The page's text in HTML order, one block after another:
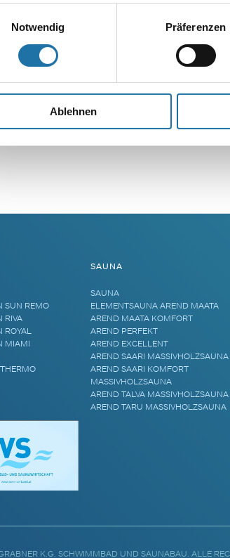
Notwendig
Präferenzen
Ablehnen
SUN REMO
RIVA
MIAMI
SAUNA
SAUNA
ELEMENTSAUNA AREND MAATA
AREND MAATA KOMFORT
AREND PERFEKT
AREND EXCELLENT
AREND SAARI MASSIVHOLZSAUNA
AREND SAARI KOMFORT
MASSIVHOLZSAUNA
AREND TALVA MASSIVHOLZSAUNA
AREND TARU MASSIVHOLZSAUNA
K.G. SCHWIMMBAD UND SAUNABAU. ALLE